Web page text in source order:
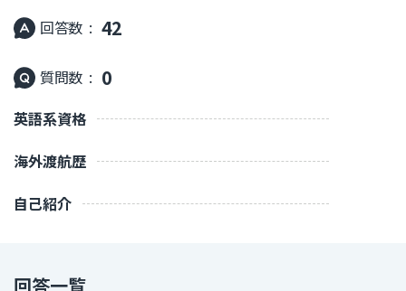
回答数 : 42
質問数 : 0
英語系資格
海外渡航歴
自己紹介
回答一覧